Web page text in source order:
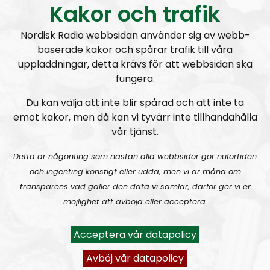
programmet tillsammans med tidningens
chefredaktör Martin Saxlind . Andra medarbetare
är skribentenTobias LindbergochAndreas
Holmvall, även känd somAndreas Johanssoni
Nordic FrontierochHey Buddypå sociala medier.
Producent är Nordisk Radios Max Rosenfors.
Radio Nordfront gillar åsikt- och yttrandefrihet.
Därför bjuder vi titt som tätt in gäster av alla det slag,
meningsmotståndare.
Epost:
radionordfront@nordiskradio.se
martin.saxlind@nordfront.se
Kakor och trafik
Nordisk Radio webbsidan använder sig av webb-
baserade kakor och spårar trafik till våra
uppladdningar, detta krävs för att webbsidan ska
fungera.
Du kan välja att inte blir spårad och att inte ta
emot kakor, men då kan vi tyvärr inte tillhandahålla
vår tjänst.
Detta är någonting som nästan alla webbsidor gör nuförtiden
och ingenting konstigt eller udda, men vi är måna om
transparens vad gäller den data vi samlar, därför ger vi er
möjlighet att avböja eller acceptera.
Acceptera vår datapolicy
Avböj vår datapolicy